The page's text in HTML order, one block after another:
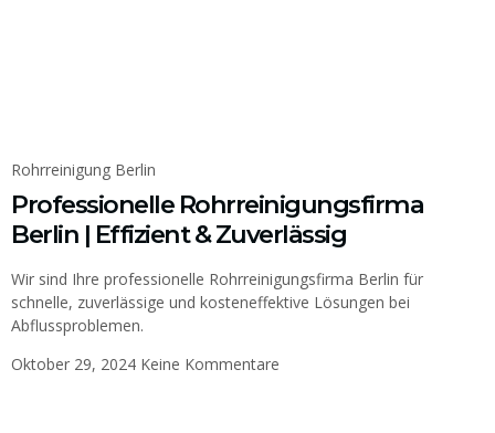
Rohrreinigung Berlin
Professionelle Rohrreinigungsfirma
Berlin | Effizient & Zuverlässig
Wir sind Ihre professionelle Rohrreinigungsfirma Berlin für
schnelle, zuverlässige und kosteneffektive Lösungen bei
Abflussproblemen.
Oktober 29, 2024 Keine Kommentare